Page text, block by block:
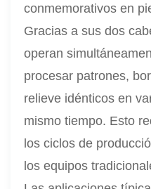
conmemorativos en
Gracias a sus dos
operan
procesar patrones,
relieve idénticos en
mismo tiempo. Esto
los ciclos de
los equipos